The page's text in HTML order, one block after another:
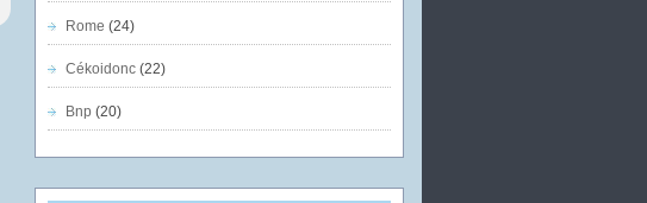
Rome (24)
Cékoidonc(22)
Bnp (20)